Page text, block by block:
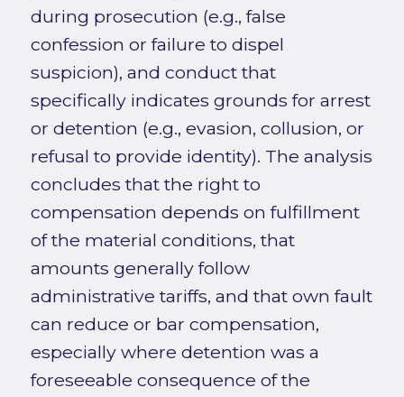
during prosecution (e.g., false
confession or failure to dispel
suspicion), and conduct that
specifically indicates grounds for arrest
or detention (e.g., evasion, collusion, or
refusal to provide identity). The analysis
concludes that the right to
compensation depends on fulfillment
of the material conditions, that
amounts generally follow
administrative tariffs, and that own fault
can reduce or bar compensation,
especially where detention was a
foreseeable consequence of the